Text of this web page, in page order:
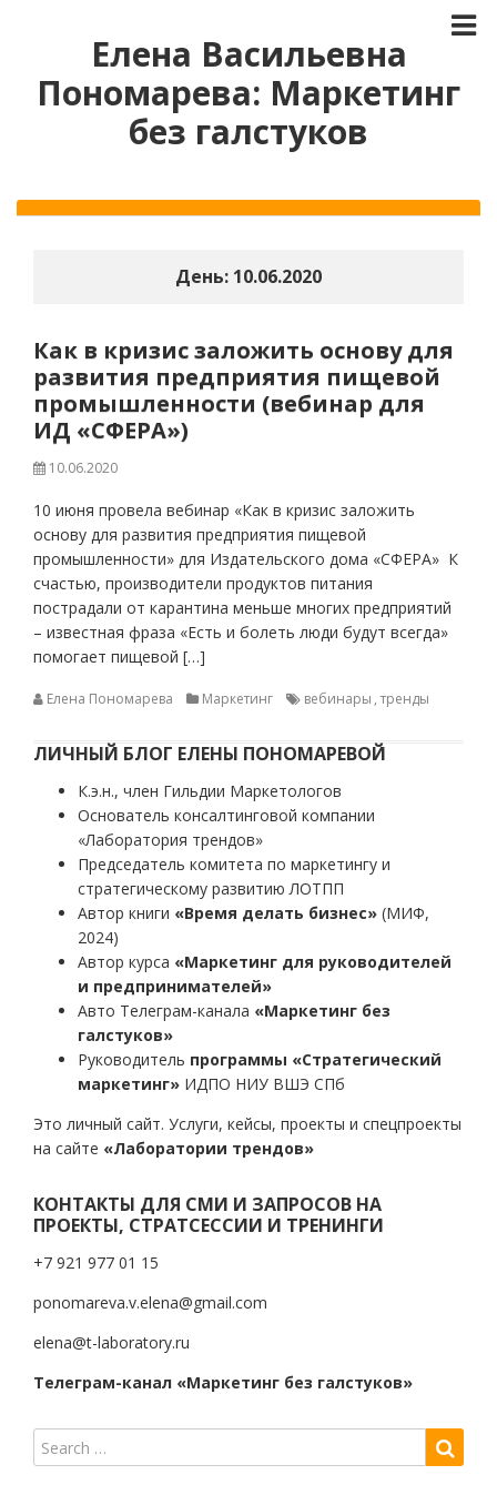
Елена Васильевна
Пономарева: Маркетинг
без галстуков
День: 10.06.2020
Как в кризис заложить основу для
развития предприятия пищевой
промышленности (вебинар для
ИД «СФЕРА»)
10.06.2020
10 июня провела вебинар «Как в кризис заложить
основу для развития предприятия пищевой
промышленности» для Издательского дома «СФЕРА» К
счастью, производители продуктов питания
пострадали от карантина меньше многих предприятий
– известная фраза «Есть и болеть люди будут всегда»
помогает пищевой […]
Елена Пономарева Маркетинг вебинары , тренды
ЛИЧНЫЙ БЛОГ ЕЛЕНЫ ПОНОМАРЕВОЙ
К.э.н., член Гильдии Маркетологов
Основатель консалтинговой компании
«Лаборатория трендов»
Председатель комитета по маркетингу и
стратегическому развитию ЛОТПП
Автор книги «Время делать бизнес» (МИФ,
2024)
Автор курса «Маркетинг для руководителей
и предпринимателей»
Авто Телеграм-канала «Маркетинг без
галстуков»
Руководитель программы «Стратегический
маркетинг» ИДПО НИУ ВШЭ СПб
Это личный сайт. Услуги, кейсы, проекты и спецпроекты
на сайте «Лаборатории трендов»
КОНТАКТЫ ДЛЯ СМИ И ЗАПРОСОВ НА
ПРОЕКТЫ, СТРАТСЕССИИ И ТРЕНИНГИ
+7 921 977 01 15
ponomareva.v.elena@gmail.com
elena@t-laboratory.ru
Телеграм-канал «Маркетинг без галстуков»